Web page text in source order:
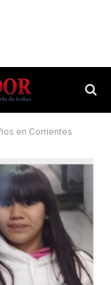
en Corrientes